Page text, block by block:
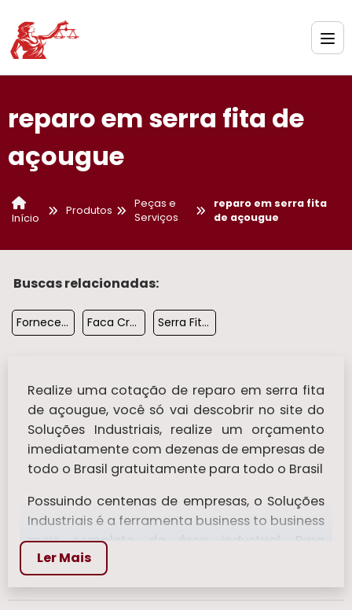
reparo em serra fita de
açougue
Início
Produtos
Peças e
Serviços
reparo em serra fita
de açougue
Buscas relacionadas:
Fornecedora De Cruzeta 22 Faca Cruzeta Para Moedor De Carne Serra Fita Para Carne Profissional Caf
Realize uma cotação de reparo em serra fita
de açougue, você só vai descobrir no site do
Soluções Industriais, realize um orçamento
imediatamente com dezenas de empresas de
todo o Brasil gratuitamente para todo o Brasil
Possuindo centenas de empresas, o Soluções
Industriais é a ferramenta business to business
mais completo da área industrial. Para
realizar um orçamento de reparo em serra
fita de açougue, clique em um ou mais dos
anuciantes a seguir:
Ler Mais